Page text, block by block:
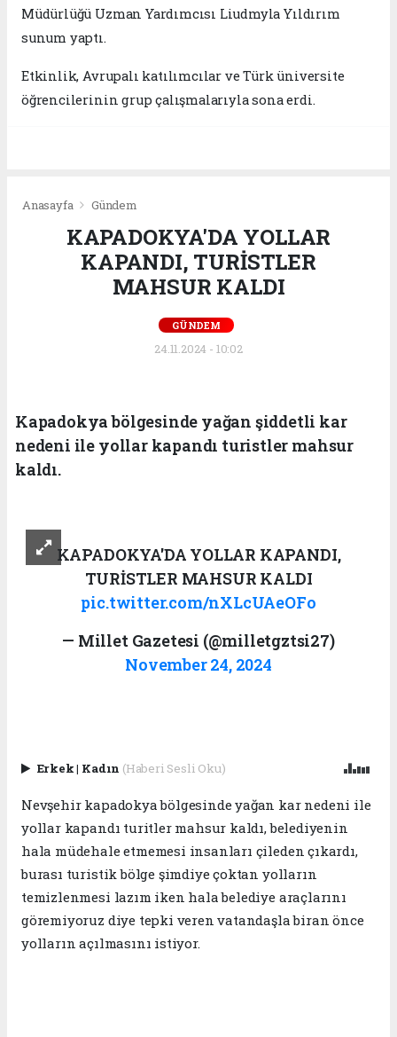
Müdürlüğü Uzman Yardımcısı Liudmyla Yıldırım
sunum yaptı.
Etkinlik, Avrupalı katılımcılar ve Türk üniversite
öğrencilerinin grup çalışmalarıyla sona erdi.
Anasayfa Gündem
KAPADOKYA'DA YOLLAR
KAPANDI, TURİSTLER
MAHSUR KALDI
GÜNDEM
24.11.2024 - 10:02
Kapadokya bölgesinde yağan şiddetli kar
nedeni ile yollar kapandı turistler mahsur
kaldı.
KAPADOKYA'DA YOLLAR KAPANDI,
TURİSTLER MAHSUR KALDI
pic.twitter.com/nXLcUAeOFo
— Millet Gazetesi (@milletgztsi27)
November 24, 2024
Erkek| Kadın (Haberi Sesli Oku)
Nevşehir kapadokya bölgesinde yağan kar nedeni ile
yollar kapandı turitler mahsur kaldı, belediyenin
hala müdehale etmemesi insanları çileden çıkardı,
burası turistik bölge şimdiye çoktan yolların
temizlenmesi lazım iken hala belediye araçlarını
göremiyoruz diye tepki veren vatandaşla biran önce
yolların açılmasını istiyor.